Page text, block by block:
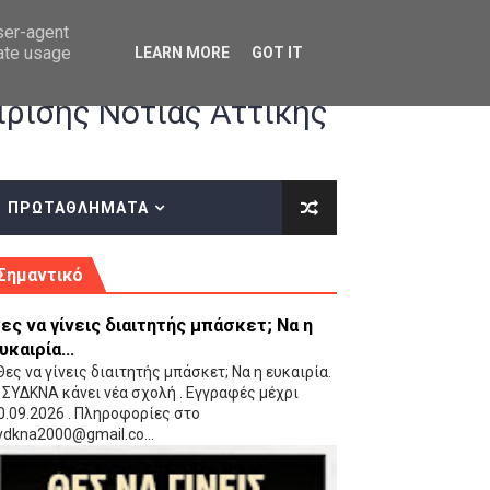
οδηγίες επί του ΚΑΝΟΝΙΣΜΟΥ ΕΓΓΡΑΦΩΝ-ΜΕΤΑΓΡΑΦΩΝ ΤΗΣ
(VIDEO)
Νότιας Αττικής
ΠΡΩΤΑΘΛΗΜΑΤΑ
να γίνεις διαιτητής μπάσκετ; Να η
να γίνεις διαιτητής μπάσκετ; Να η ευκαιρία.
κάνει νέα σχολή . Εγγραφές μέχρι
. Πληροφορίες στο
agent
usage
LEARN MORE GOT IT